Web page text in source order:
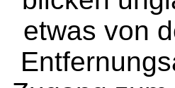
etwas von